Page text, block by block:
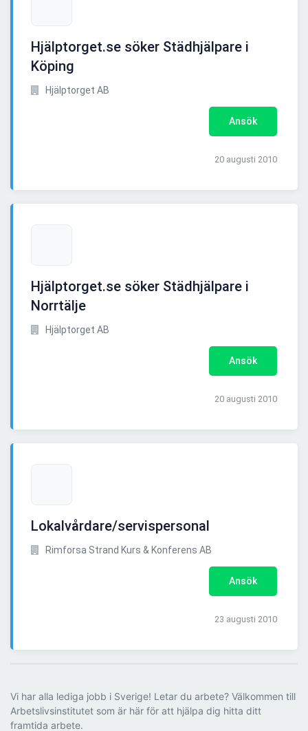
Hjälptorget.se söker Städhjälpare i
Köping
Hjälptorget AB
Ansök
20 augusti 2010
Hjälptorget.se söker Städhjälpare i
Norrtälje
Hjälptorget AB
Ansök
20 augusti 2010
Lokalvårdare/servispersonal
Rimforsa Strand Kurs & Konferens AB
Ansök
23 augusti 2010
Vi har alla lediga jobb i Sverige! Letar du arbete? Välkommen till
Arbetslivsinstitutet som är här för att hjälpa dig hitta ditt
framtida arbete.